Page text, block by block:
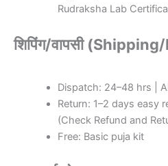
Rudraksha Lab
शिपिंग/वापसी
Dispatch: 24–48 hrs |
Return: 1–2 days easy
(Check Refund and
Free: Basic puja kit